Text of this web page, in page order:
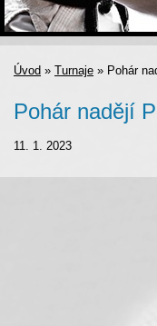
Úvod » Turnaje » Pohár
Pohár nadějí
11. 1. 2023